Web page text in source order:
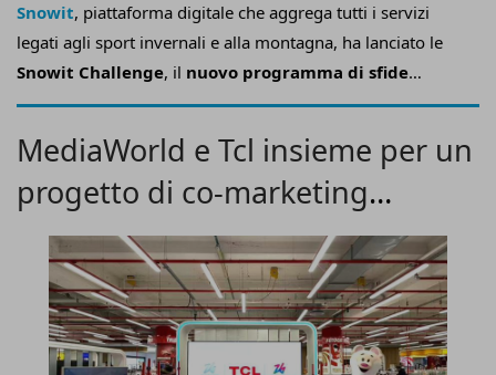
Snowit, piattaforma digitale che aggrega tutti i servizi
legati agli sport invernali e alla montagna, ha lanciato le
Snowit Challenge, il nuovo programma di sfide
stagionali, accessibile esclusivamente agli utenti
MediaWorld e Tcl insieme per un
progetto di co-marketing
omnicanale